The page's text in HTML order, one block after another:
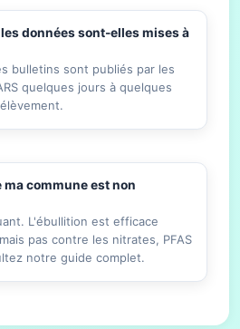
données sont-elles mises à
bulletins sont publiés par les
quelques jours à quelques
ma commune est non
L'ébullition est efficace
pas contre les nitrates, PFAS
notre guide complet.